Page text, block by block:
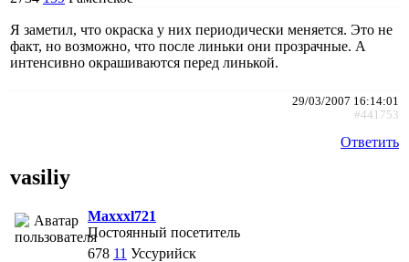
Я заметил, что окраска у них периодически меняется. Это не
факт, но возможно, что после линьки они прозрачные. А
интенсивно окрашиваются перед линькой.
29/03/2007 16:14:01
#441753
Ответить
vasiliy
Maxxxl721
Постоянный посетитель
678 11 Уссурийск